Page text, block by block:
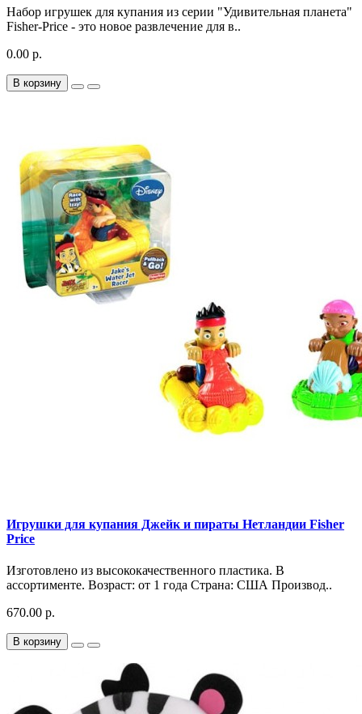
Набор игрушек для купания из серии "Удивительная планета"
Fisher-Price - это новое развлечение для в..
0.00 р.
В корзину
Игрушки для купания Джейк и пираты Нетландии Fisher
Price
Изготовлено из высококачественного пластика. В
ассортименте. Возраст: от 1 года Страна: США Производ..
670.00 р.
В корзину